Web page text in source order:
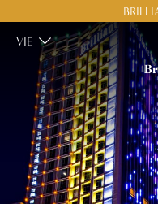
VIE